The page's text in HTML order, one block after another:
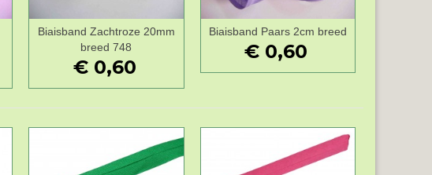
Wenslijst
Biaisband Zachtroze 20mm
breed 748
€ 0,60
Wenslijst
Biaisband Paars 2cm breed
€ 0,60